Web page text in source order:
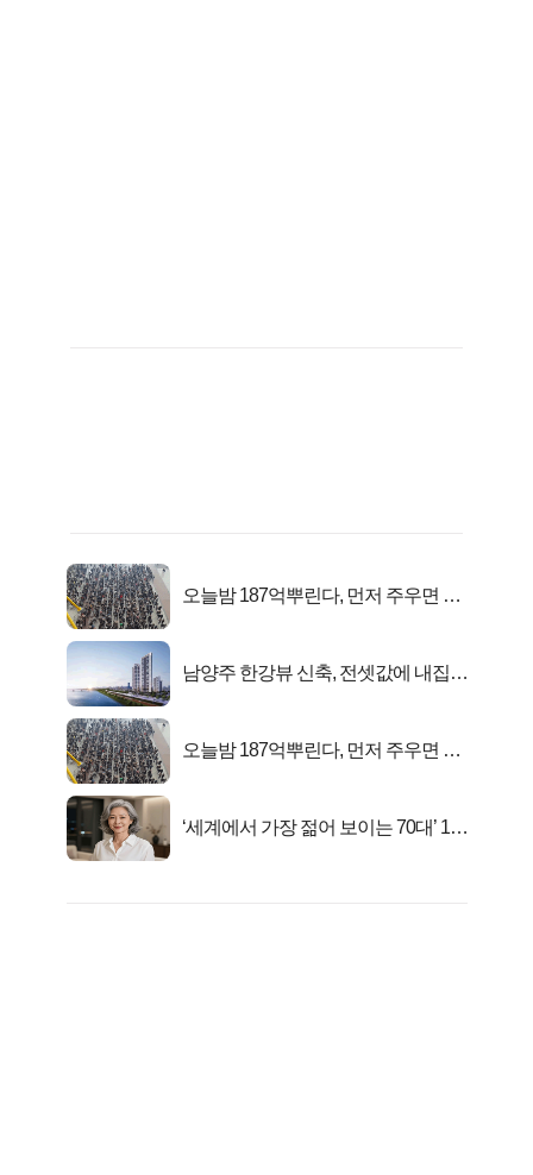
오늘밤 187억뿌린다, 먼저 주우면 최
남양주 한강뷰 신축, 전셋값에 내집마
오늘밤 187억뿌린다, 먼저 주우면 최
‘세계에서 가장 젊어 보이는 70대’ 1위